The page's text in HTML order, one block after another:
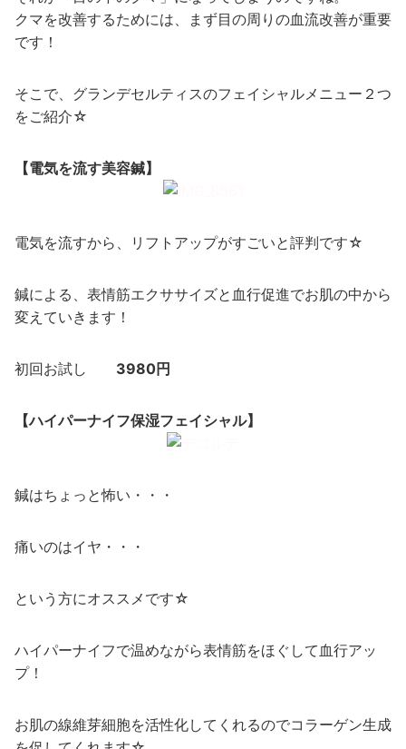
クマを改善するためには、まず目の周りの血流改善が重要
です！
そこで、グランデセルティスのフェイシャルメニュー２つ
をご紹介☆
【電気を流す美容鍼】
電気を流すから、リフトアップがすごいと評判です☆
鍼による、表情筋エクササイズと血行促進でお肌の中から
変えていきます！
初回お試し 3980円
【ハイパーナイフ保湿フェイシャル】
鍼はちょっと怖い・・・
痛いのはイヤ・・・
という方にオススメです☆
ハイパーナイフで温めながら表情筋をほぐして血行アッ
プ！
お肌の線維芽細胞を活性化してくれるのでコラーゲン生成